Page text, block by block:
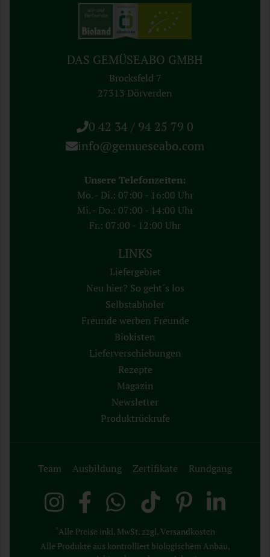
DAS GEMÜSEABO GMBH
Brocksfeld 7
27313 Dörverden
0 42 34 / 94 25 79 0
info@gemueseabo.com
Unsere Telefonzeiten:
Mo. - Di.: 07:00 - 16:00 Uhr
Mi. - Do.: 07:00 - 14:00 Uhr
Fr.: 07:00 - 12:00 Uhr
LINKS
Liefergebiet
Neu hier? So geht´s los
Selbstabholer
Freunde werben Freunde
Biokisten
Lieferverschiebungen
Rezepte
Magazin
Newsletter
Produktrückrufe
Team Ausbildung Zertifikate Rundgang
*Alle Preise inkl. MwSt. zzgl. Versandkosten
Alle Produkte aus kontrolliert biologischem Anbau,